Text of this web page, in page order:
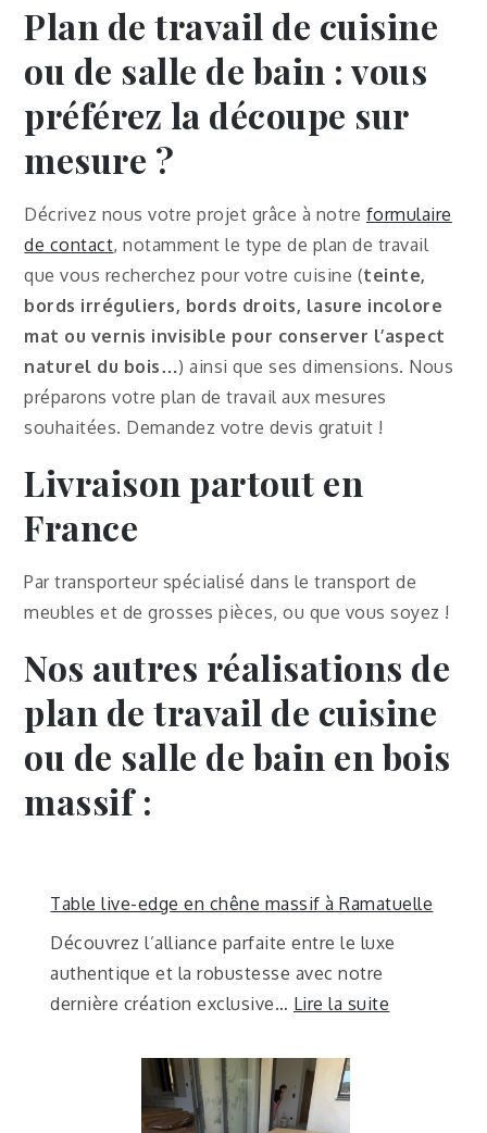
Plan de travail de cuisine
ou de salle de bain :vous
préférez la découpe sur
mesure ?
Décrivez nous votre projet grâce à notre formulaire
de contact, notamment le type de plan de travail
que vous recherchez pour votre cuisine (teinte,
bords irréguliers, bords droits, lasure incolore
mat ou vernis invisible pour conserver l’aspect
naturel du bois…) ainsi que ses dimensions. Nous
préparons votre plan de travail aux mesures
souhaitées. Demandez votre devis gratuit !
Livraison partout en
France
Par transporteur spécialisé dans le transport de
meubles et de grosses pièces, ou que vous soyez !
Nos autres réalisations de
plan de travail de cuisine
ou de salle de bain en bois
massif :
Table live-edge en chêne massif à Ramatuelle
Découvrez l’alliance parfaite entre le luxe
authentique et la robustesse avec notre
dernière création exclusive… Lire la suite